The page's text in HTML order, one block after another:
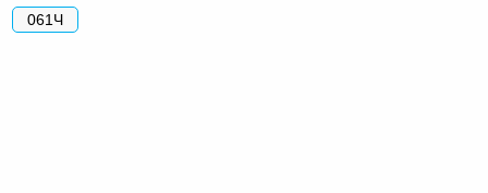
061Ч